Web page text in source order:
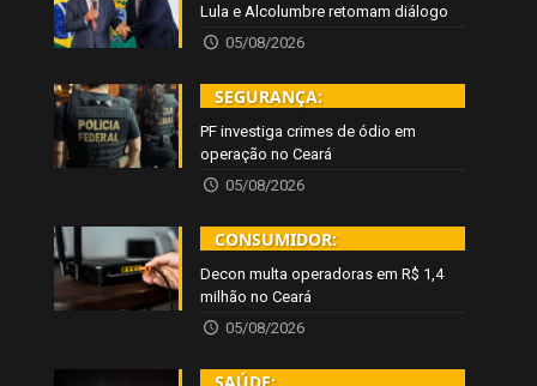
Lula e Alcolumbre retomam diálogo
05/08/2026
SEGURANÇA:
PF investiga crimes de ódio em
operação no Ceará
05/08/2026
CONSUMIDOR:
Decon multa operadoras em R$ 1,4
milhão no Ceará
05/08/2026